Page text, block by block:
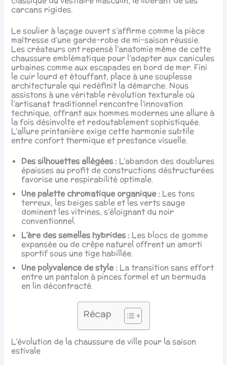
carcans rigides.
Le soulier à laçage ouvert s’affirme comme la pièce
maîtresse d’une garde-robe de mi-saison réussie.
Les créateurs ont repensé l’anatomie même de cette
chaussure emblématique pour l’adapter aux canicules
urbaines comme aux escapades en bord de mer. Fini
le cuir lourd et étouffant, place à une souplesse
architecturale qui redéfinit la démarche. Nous
assistons à une véritable révolution texturale où
l’artisanat traditionnel rencontre l’innovation
technique, offrant aux hommes modernes une allure à
la fois désinvolte et redoutablement sophistiquée.
L’allure printanière exige cette harmonie subtile
entre confort thermique et prestance visuelle.
Des silhouettes allégées : L’abandon des doublures
épaisses au profit de constructions déstructurées
favorise une respirabilité optimale.
Une palette chromatique organique : Les tons
terreux, les beiges sable et les verts sauge
dominent les vitrines, s’éloignant du noir
conventionnel.
L’ère des semelles hybrides : Les blocs de gomme
expansée ou de crêpe naturel offrent un amorti
sportif sous une tige habillée.
Une polyvalence de style : La transition sans effort
entre un pantalon à pinces formel et un bermuda
en lin décontracté.
Récap
L’évolution de la chaussure de ville pour la saison
estivale